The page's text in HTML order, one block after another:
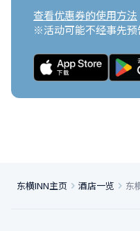
查看优惠券的使用方法
※活动可能不经事先预
东横INN主页 酒店一览 东